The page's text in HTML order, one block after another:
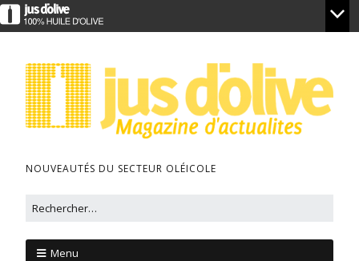
NOUVEAUTÉS DU SECTEUR OLÉICOLE
Menu